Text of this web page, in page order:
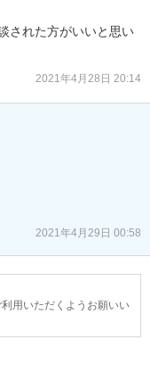
された方がいいと思い
2021年4月28日 20:14
2021年4月29日 00:58
用いただくようお願いい